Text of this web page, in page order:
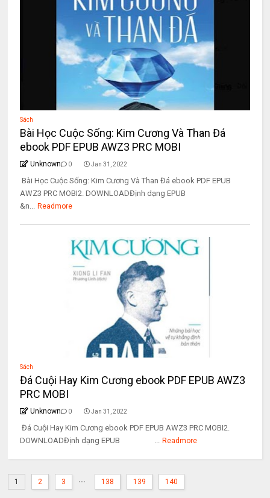
Sách
Bài Học Cuộc Sống: Kim Cương Và Than Đá
ebook PDF EPUB AWZ3 PRC MOBI
Unknown 0 Jan 31, 2022
Bài Học Cuộc Sống: Kim Cương Và Than Đá ebook PDF EPUB
AWZ3 PRC MOBI2. DOWNLOADĐịnh dạng EPUB
&n... Readmore
Sách
Đá Cuội Hay Kim Cương ebook PDF EPUB AWZ3
PRC MOBI
Unknown 0 Jan 31, 2022
Đá Cuội Hay Kim Cương ebook PDF EPUB AWZ3 PRC MOBI2.
DOWNLOADĐịnh dạng EPUB ... Readmore
1 2 3 ... 138 139 140